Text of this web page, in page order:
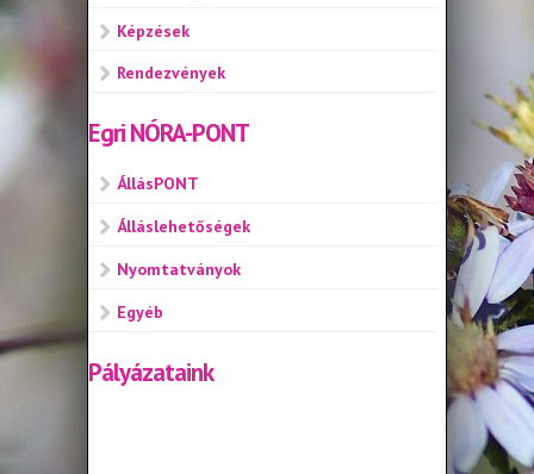
Képzések
Rendezvények
Egri NÓRA-PONT
ÁllásPONT
Álláslehetőségek
Nyomtatványok
Egyéb
Pályázataink